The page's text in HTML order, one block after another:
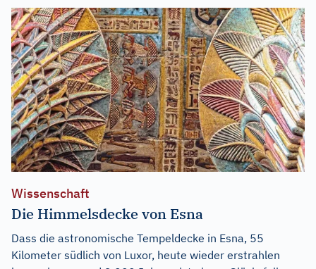
Wissenschaft
Die Himmelsdecke von Esna
Dass die astronomische Tempeldecke in Esna, 55
Kilometer südlich von Luxor, heute wieder erstrahlen